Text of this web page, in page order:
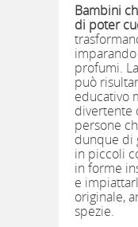
Bambini
di poter
profumi.
può
educativo
divertente
persone
dunque di
in piccoli
in forme
e
originale,
spezie.